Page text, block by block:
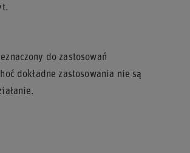
do zastosowań
dokładne zastosowania nie są